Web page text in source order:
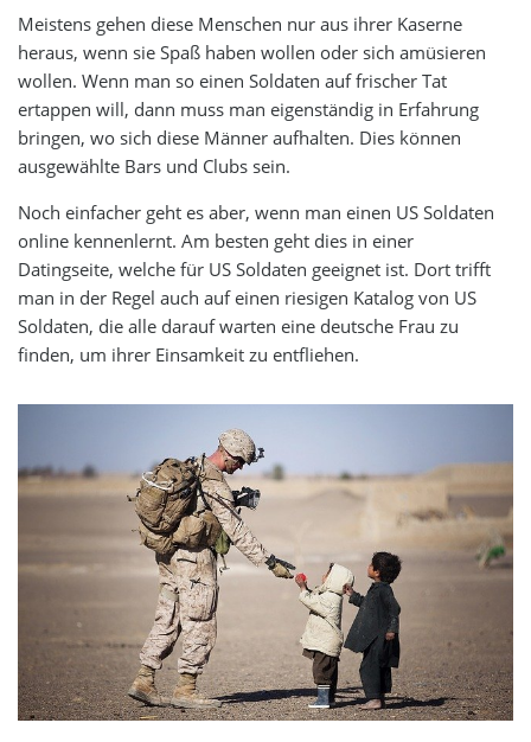
Meistens gehen diese Menschen nur aus ihrer Kaserne
heraus, wenn sie Spaß haben wollen oder sich amüsieren
wollen. Wenn man so einen Soldaten auf frischer Tat
ertappen will, dann muss man eigenständig in Erfahrung
bringen, wo sich diese Männer aufhalten. Dies können
ausgewählte Bars und Clubs sein.
Noch einfacher geht es aber, wenn man einen US Soldaten
online kennenlernt. Am besten geht dies in einer
Datingseite, welche für US Soldaten geeignet ist. Dort trifft
man in der Regel auch auf einen riesigen Katalog von US
Soldaten, die alle darauf warten eine deutsche Frau zu
finden, um ihrer Einsamkeit zu entfliehen.